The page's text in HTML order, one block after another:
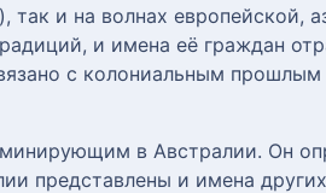
так и на волнах европейской,
и имена её граждан
с колониальным
в Австралии. Он
представлены и имена